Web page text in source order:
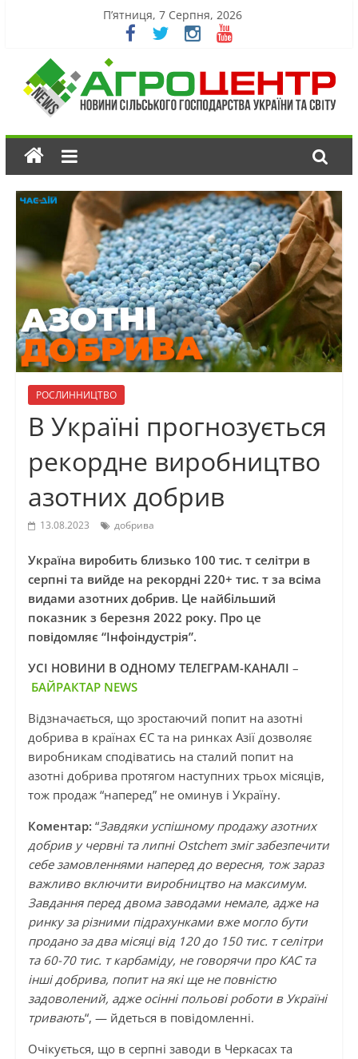
П’ятниця, 7 Серпня, 2026
РОСЛИННИЦТВО
В Україні прогнозується
рекордне виробництво
азотних добрив
13.08.2023 добрива
Україна виробить близько 100 тис. т селітри в
серпні та вийде на рекордні 220+ тис. т за всіма
видами азотних добрив. Це найбільший
показник з березня 2022 року. Про це
повідомляє “Інфоіндустрія”.
УСІ НОВИНИ В ОДНОМУ ТЕЛЕГРАМ-КАНАЛІ –
БАЙРАКТАР NEWS
Відзначається, що зростаючий попит на азотні
добрива в країнах ЄС та на ринках Азії дозволяє
виробникам сподіватись на сталий попит на
азотні добрива протягом наступних трьох місяців,
тож продаж “наперед” не оминув і Україну.
Коментар: “Завдяки успішному продажу азотних
добрив у червні та липні Ostchem зміг забезпечити
себе замовленнями наперед до вересня, тож зараз
важливо включити виробництво на максимум.
Завдання перед двома заводами немале, адже на
ринку за різними підрахунками вже могло бути
продано за два місяці від 120 до 150 тис. т селітри
та 60-70 тис. т карбаміду, не говорячи про КАС та
інші добрива, попит на які ще не повністю
задоволений, адже осінні польові роботи в Україні
тривають“, — йдеться в повідомленні.
Очікується, що в серпні заводи в Черкасах та